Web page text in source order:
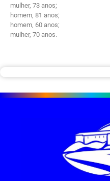
mulher, 73 anos;
homem, 81 anos;
homem, 60 anos;
mulher, 70 anos.